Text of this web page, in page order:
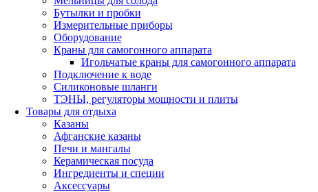
Бутылки и пробки
Измерительные приборы
Оборудование
Краны для самогонного аппарата
Игольчатые краны для самогонного аппарата
Подключение к воде
Силиконовые шланги
ТЭНЫ, регуляторы мощности и плиты
Товары для отдыха
Казаны
Афганские казаны
Печи и мангалы
Керамическая посуда
Ингредиенты и специи
Аксессуары